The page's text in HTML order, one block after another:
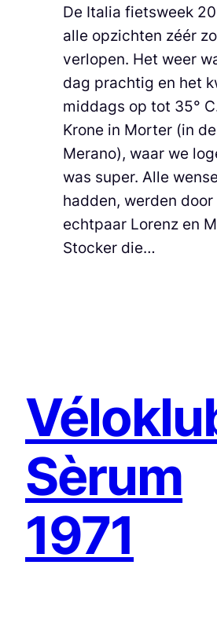
De Italia fietsweek
alle opzichten zéér
verlopen. Het weer
dag prachtig en het
middags op tot 35°
Krone in Morter (in
Merano), waar we
was super. Alle
hadden, werden door
echtpaar Lorenz en
Stocker die…
Sèrum
1971